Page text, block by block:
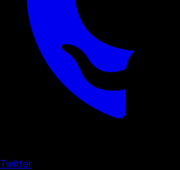
Twitter